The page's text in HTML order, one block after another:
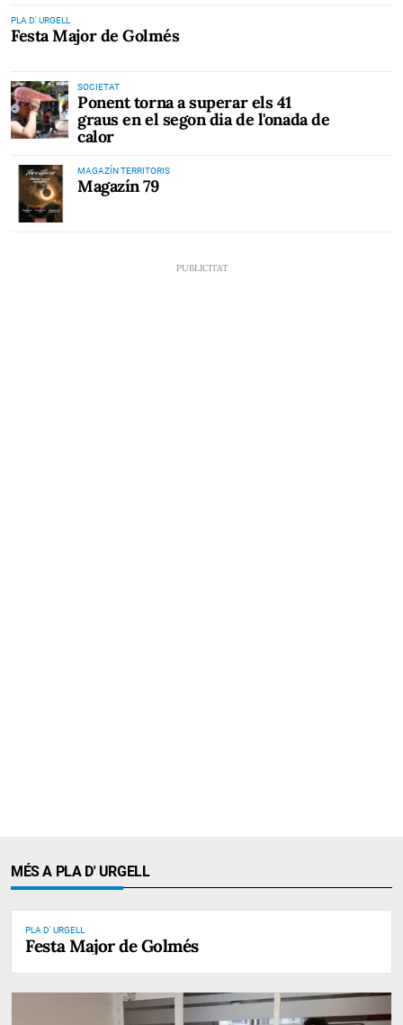
PLA D' URGELL
Festa Major de Golmés
SOCIETAT
Ponent torna a superar els 41
graus en el segon dia de l'onada de
calor
MAGAZÍN TERRITORIS
Magazín 79
MÉS A PLA D' URGELL
PLA D' URGELL
Festa Major de Golmés